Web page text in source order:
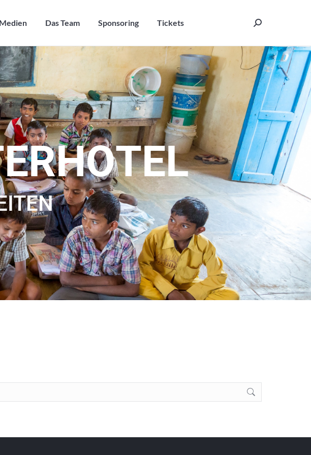
Medien Das Team Sponsoring Tickets Search:
ERHOTEL
Medien Das Team Sponsoring Tickets Search: